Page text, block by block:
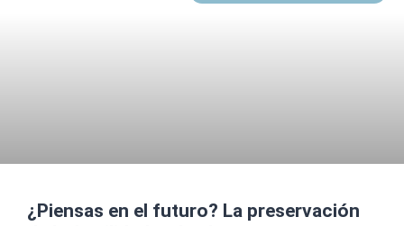
¿Piensas en el futuro? La preservación